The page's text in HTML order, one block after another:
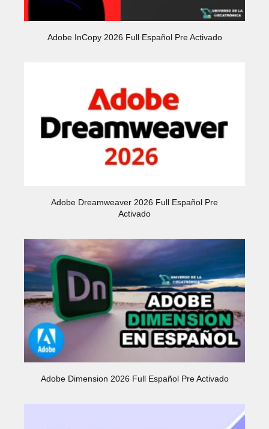
Adobe InCopy 2026 Full Español Pre Activado
Adobe Dreamweaver 2026 Full Español Pre
Activado
Adobe Dimension 2026 Full Español Pre Activado